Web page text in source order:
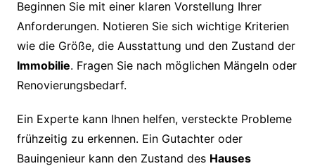
Beginnen Sie mit einer klaren Vorstellung Ihrer
Anforderungen. Notieren Sie sich wichtige Kriterien
wie die Größe, die Ausstattung und den Zustand der
Immobilie. Fragen Sie nach möglichen Mängeln oder
Renovierungsbedarf.
Ein Experte kann Ihnen helfen, versteckte Probleme
frühzeitig zu erkennen. Ein Gutachter oder
Bauingenieur kann den Zustand des Hauses